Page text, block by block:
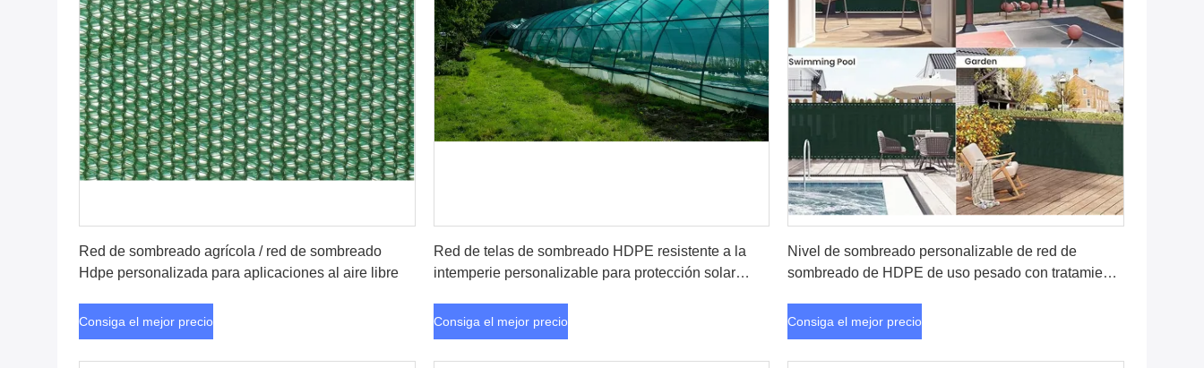
Red de sombreado agrícola / red de sombreado
Hdpe personalizada para aplicaciones al aire libre
Consiga el mejor precio
Red de telas de sombreado HDPE resistente a la
intemperie personalizable para protección solar
Consiga el mejor precio
Nivel de sombreado personalizable de red de
sombreado de HDPE de uso pesado con tratamiento
Consiga el mejor precio